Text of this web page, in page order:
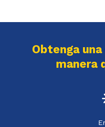
Obtenga
manera